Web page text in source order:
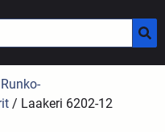
Runko-
/ Laakeri 6202-12